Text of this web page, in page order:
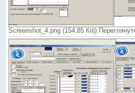
Screenshot_4.png (154.85 Кіб)